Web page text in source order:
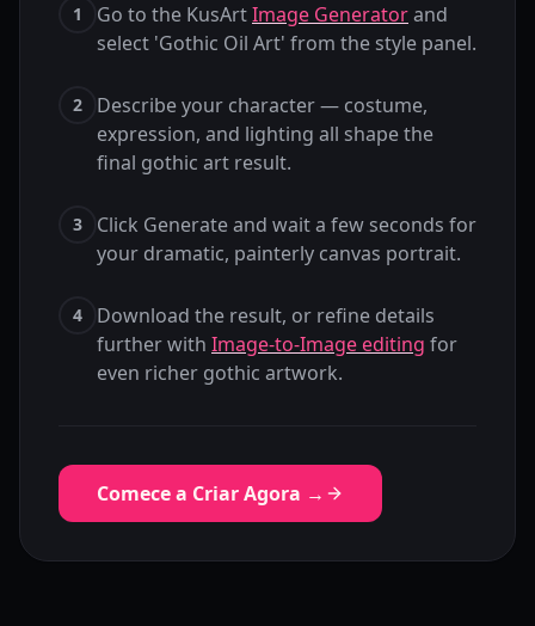
1 Go to the KusArtImage Generatorand
select 'Gothic Oil Art' from the style panel.
2
Describe your character — costume,
expression, and lighting all shape the
final gothic art result.
3
Click Generate and wait a few seconds for
your dramatic, painterly canvas portrait.
4
Download the result, or refine details
further with Image-to-Image editing for
even richer gothic artwork.
Comece a Criar Agora →